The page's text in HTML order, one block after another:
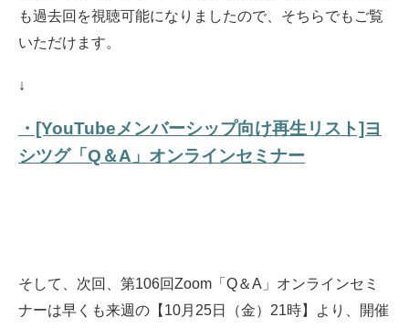
も過去回を視聴可能になりましたので、そちらでもご覧
いただけます。
↓
・[YouTubeメンバーシップ向け再生リスト]ヨ
シツグ「Q＆A」オンラインセミナー
そして、次回、第106回Zoom「Q＆A」オンラインセミ
ナーは早くも来週の【10月25日（金）21時】より、開催